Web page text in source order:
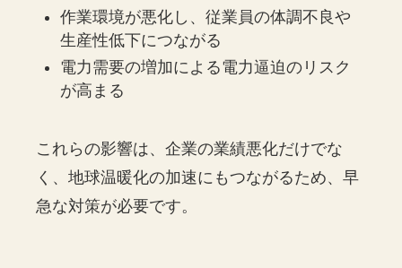
作業環境が悪化し、従業員の体調不良や
生産性低下につながる
電力需要の増加による電力逼迫のリスク
が高まる
これらの影響は、企業の業績悪化だけでな
く、地球温暖化の加速にもつながるため、早
急な対策が必要です。